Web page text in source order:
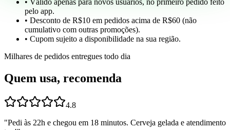
pelo app.
• Desconto de R$10 em pedidos acima de R$60 (não
cumulativo com outras promoções).
• Cupom sujeito a disponibilidade na sua região.
Milhares de pedidos entregues todo dia
Quem usa, recomenda
4.8
"Pedi às 22h e chegou em 18 minutos. Cerveja gelada e atendimento